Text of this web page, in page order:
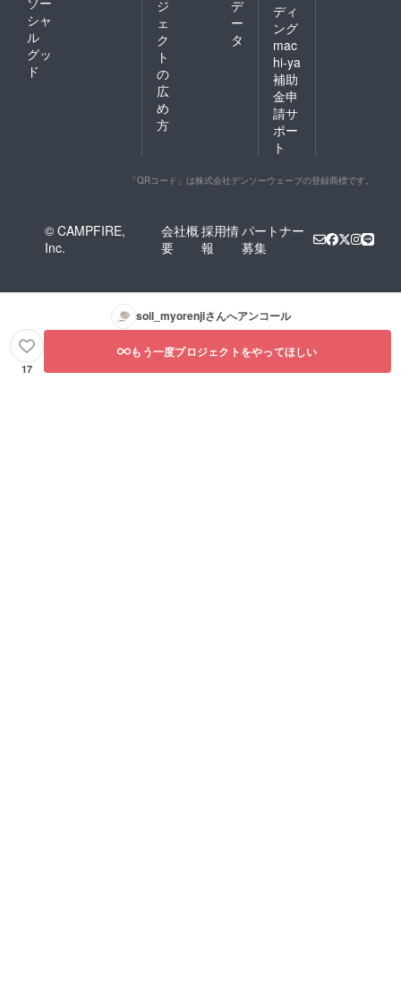
シャ
ル
グッ
ド
ジ
ェ
ク
ト
の
広
め
方
デ
ー
タ
ディ
ング
mac
hi-ya
補助
金申
請サ
ポー
ト
「QRコード」は株式会社デンソーウェーブの登録商標です。
© CAMPFIRE,
Inc.
会社概
要
採用情
報
パートナー
募集
soil_myorenjiさんへアンコール
17
もう一度プロジェクトをやってほしい